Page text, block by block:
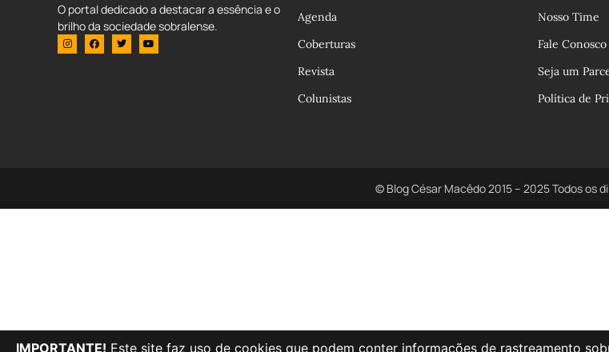
O portal dedicado a destacar a essência e o
brilho da sociedade sobralense.
Agenda
Coberturas
Revista
Colunistas
Nosso Time
Fale Conosco
Seja um
Política de
© Blog César Macêdo 2015 – 2025 Todos os
IMPORTANTE! Este site faz uso de cookies que podem conter informações de rastreamento